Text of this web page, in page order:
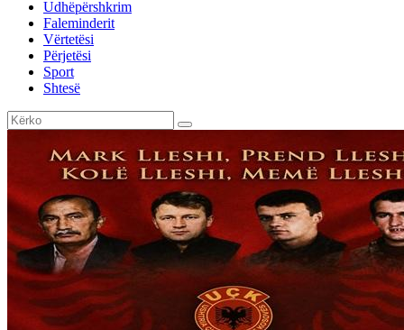
Udhëpërshkrim
Faleminderit
Vërtetësi
Përjetësi
Sport
Shtesë